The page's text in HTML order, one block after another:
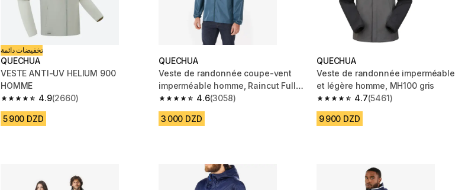
تخفيضات دائمة
QUECHUA
VESTE ANTI-UV HELIUM 900
HOMME
4.9
4.9 out of 5 stars from 2660 reviews
(2660)
5 900 DZD
QUECHUA
Veste de randonnée coupe-vent
imperméable homme, Raincut Full
Zip bleu 4.6
4.6 out of 5 stars from 3058 reviews
(3058)
3 000 DZD
QUECHUA
Veste de randonnée imperméable
et légère homme, MH100 gris
4.7
4.7 out of 5 stars from 5461 reviews
(5461)
9 900 DZD